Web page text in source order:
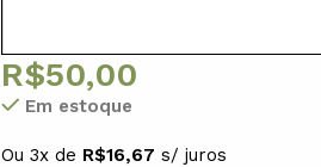
R$50,00
Em estoque
Ou 3x de R$16,67 s/ juros